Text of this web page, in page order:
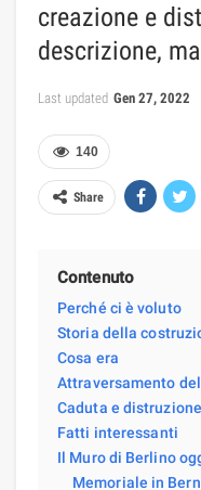
creazione e
descrizione,
Last updated Gen 27, 2022
140
Share
Contenuto
Perché ci è voluto
Storia della
Cosa era
Attraversamento
Caduta e distruzione
Fatti interessanti
Il Muro di Berlino
Memoriale in